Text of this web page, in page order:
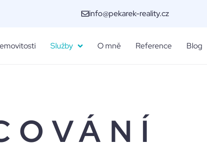
info@pekarek-reality.cz
Služby O mně Reference Blog